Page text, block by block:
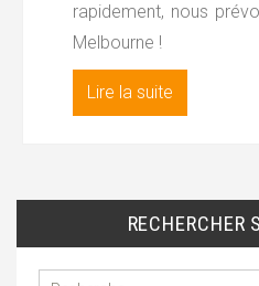
rapidement, nous
Melbourne !
Lire la suite
RECHERCHER